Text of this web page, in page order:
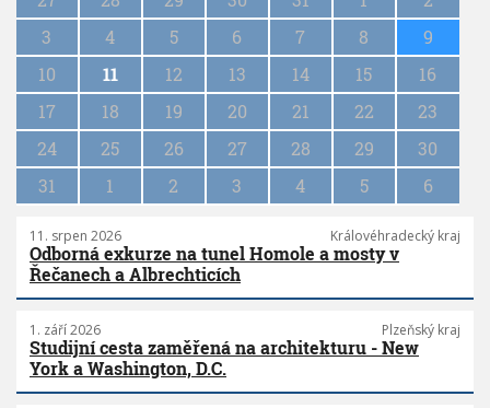
a
i
o
3
4 5 6 7 8
9
10
11 12 13 14 15
16
17
18 19 20 21 22
23
24
25 26 27 28 29
30
31
1 2 3 4 5 6
11. srpen 2026 Královéhradecký kraj
Odborná exkurze na tunel Homole a mosty v
Řečanech a Albrechticích
1. září 2026 Plzeňský kraj
Studijní cesta zaměřená na architekturu - New
York a Washington, D.C.